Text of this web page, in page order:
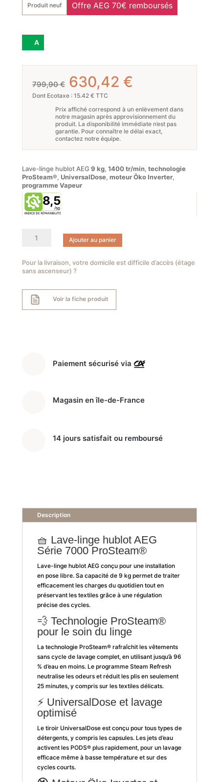
Produit neuf Offre AEG 70€ remboursés
A
799,90€ Le
prix
initial
était :
799,90 €.
630,42 €Le
actuel
est :
630,42 €.
Dont Ecotaxe : 15.42 € TTC
Prix affiché correspond à un enlèvement dans
notre magasin après approvisionnement du
produit. La disponibilité immédiate n’est pas
garantie. Pour connaître le délai exact,
contactez notre équipe.
Lave-linge hublot AEG 9 kg, 1400 tr/min, technologie
ProSteam®, UniversalDose, moteur Öko Inverter,
programme Vapeur
8,5
linge
hublot
Série
7000
ProSteam
Ajouter au panier
Pour la livraison, votre domicile est difficile d’accès (étage
sans ascenseur) ?
Voir la fiche produit
Paiement sécurisé via
Magasin en île-de-France
14 jours satisfait ou remboursé
Description
🧺 Lave-linge hublot AEG
Série 7000 ProSteam®
Lave-linge hublot AEG conçu pour une installation
en pose libre. Sa capacité de 9 kg permet de traiter
efficacement les charges du quotidien tout en
préservant les textiles grâce à une régulation
précise des cycles.
💨 Technologie ProSteam®
pour le soin du linge
La technologie ProSteam® rafraîchit les vêtements
sans cycle de lavage complet, en utilisant jusqu’à 96
% d’eau en moins. Le programme Steam Refresh
neutralise les odeurs et réduit les plis en seulement
25 minutes, y compris sur les textiles délicats.
⚡ UniversalDose et lavage
optimisé
Le tiroir UniversalDose est conçu pour tous types de
détergents, y compris les capsules. Les jets d’eau
activent les PODS® plus rapidement, pour un lavage
efficace même à basse température et sur des
cycles courts.